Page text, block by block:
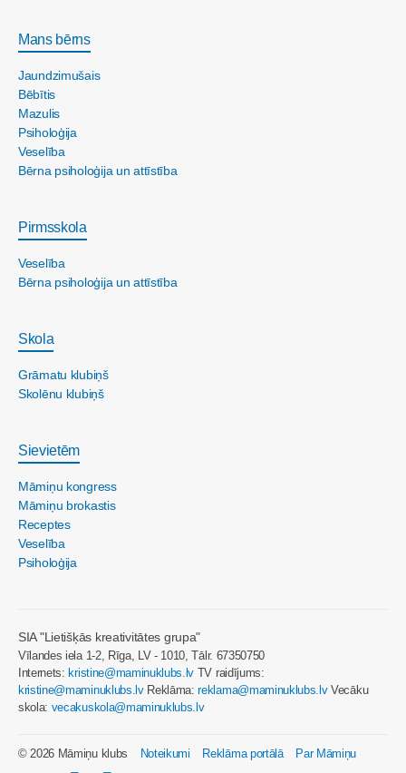
Mans bērns
Jaundzimušais
Bēbītis
Mazulis
Psiholoģija
Veselība
Bērna psiholoģija un attīstība
Pirmsskola
Veselība
Bērna psiholoģija un attīstība
Skola
Grāmatu klubiņš
Skolēnu klubiņš
Sievietēm
Māmiņu kongress
Māmiņu brokastis
Receptes
Veselība
Psiholoģija
SIA "Lietišķās kreativitātes grupa"
Vīlandes iela 1-2, Rīga, LV - 1010, Tālr. 67350750
Internets:kristine@maminuklubs.lv TV raidījums:
kristine@maminuklubs.lvReklāma:reklama@maminuklubs.lvVecāku
skola: vecakuskola@maminuklubs.lv
© 2026 Māmiņu klubs Noteikumi Reklāma portālā
Par Māmiņu